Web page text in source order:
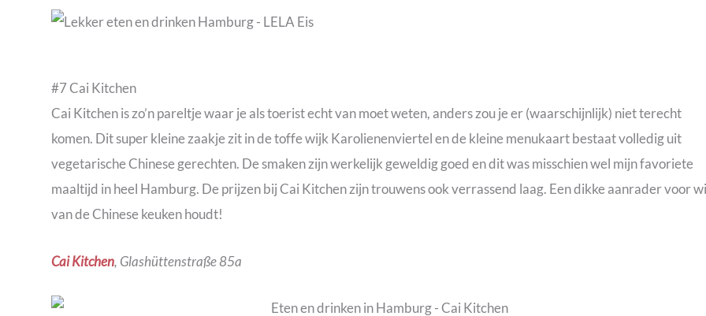
#7 Cai Kitchen
Cai Kitchen is zo’n pareltje waar je als toerist echt van moet weten, anders zou je er (waarschijnlijk) niet terecht
komen. Dit super kleine zaakje zit in de toffe wijk Karolienenviertel en de kleine menukaart bestaat volledig uit
vegetarische Chinese gerechten. De smaken zijn werkelijk geweldig goed en dit was misschien wel mijn favoriete
maaltijd in heel Hamburg. De prijzen bij Cai Kitchen zijn trouwens ook verrassend laag. Een dikke aanrader voor
van de Chinese keuken houdt!
Cai Kitchen, Glashüttenstraße 85a